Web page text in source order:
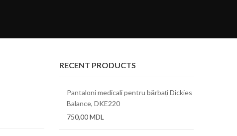
RECENT PRODUCTS
Pantaloni medicali pentru bărbați Dickies
Balance, DKE220
750,00MDL